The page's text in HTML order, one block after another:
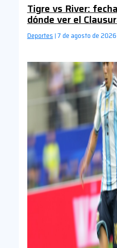
Tigre vs River:
dónde ver el
Deportes | 7 de agosto de 2026